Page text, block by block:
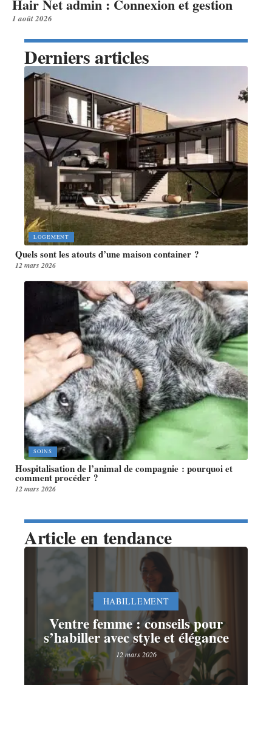
Hair Net admin : Connexion et gestion
1 août 2026
Derniers articles
LOGEMENT
Quels sont les atouts d’une maison container ?
12 mars 2026
SOINS
Hospitalisation de l’animal de compagnie : pourquoi et
comment procéder ?
12 mars 2026
Article en tendance
HABILLEMENT
Ventre femme : conseils pour
s’habiller avec style et élégance
12 mars 2026